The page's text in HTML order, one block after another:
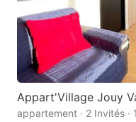
Appart'Village Jouy
appartement · 2 Invités ·